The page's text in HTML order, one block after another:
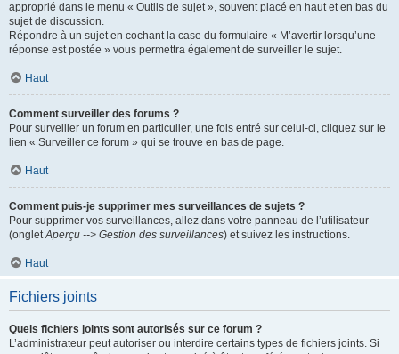
approprié dans le menu « Outils de sujet », souvent placé en haut et en bas du
sujet de discussion.
Répondre à un sujet en cochant la case du formulaire « M’avertir lorsqu’une
réponse est postée » vous permettra également de surveiller le sujet.
Haut
Comment surveiller des forums ?
Pour surveiller un forum en particulier, une fois entré sur celui-ci, cliquez sur le
lien « Surveiller ce forum » qui se trouve en bas de page.
Haut
Comment puis-je supprimer mes surveillances de sujets ?
Pour supprimer vos surveillances, allez dans votre panneau de l’utilisateur
(ongletAperçu --> Gestion des surveillances) et suivez les instructions.
Haut
Fichiers joints
Quels fichiers joints sont autorisés sur ce forum ?
L’administrateur peut autoriser ou interdire certains types de fichiers joints. Si